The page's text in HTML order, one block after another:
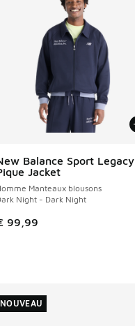
Balance Sport Legacy
Jacket
Manteaux blousons
Night - Dark Night
99,99
NOUVEAU
NOUVEAU